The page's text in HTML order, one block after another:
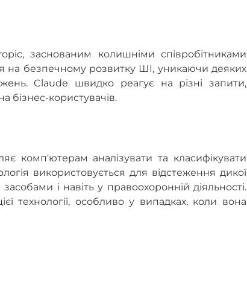
заснованим колишніми співробітниками
на безпечному розвитку ШІ, уникаючи деяких
Claude швидко реагує на різні запити,
бізнес-користувачів.
комп'ютерам аналізувати та класифікувати
використовується для відстеження дикої
і навіть у правоохоронній діяльності.
технології, особливо у випадках, коли вона